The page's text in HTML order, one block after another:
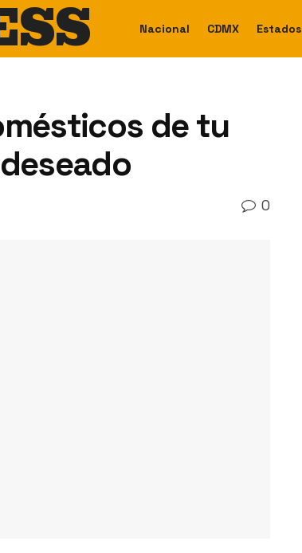
Nacional CDMX Estados
de tu
0